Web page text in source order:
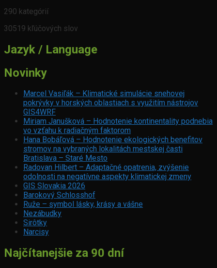
290 kategórií
30519 kľúčových slov
Jazyk / Language
Novinky
Marcel Vasiľák – Klimatické simulácie snehovej
pokrývky v horských oblastiach s využitím nástrojov
GIS4WRF
Miriam Janušková – Hodnotenie kontinentality podnebia
vo vzťahu k radiačným faktorom
Hana Bobáľová – Hodnotenie ekologických benefitov
stromov na vybraných lokalitách mestskej časti
Bratislava – Staré Mesto
Radovan Hilbert – Adaptačné opatrenia, zvýšenie
odolnosti na negatívne aspekty klimatickej zmeny
GIS Slovakia 2026
Barokový Schlosshof
Ruže – symbol lásky, krásy a vášne
Nezábudky
Sirôtky
Narcisy
Najčítanejšie za 90 dní